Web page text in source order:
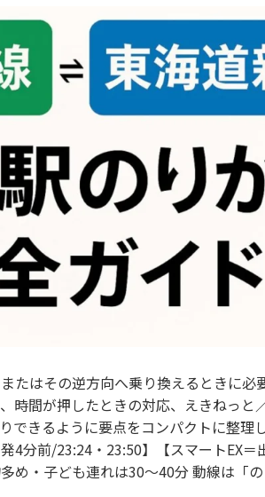
たはその逆方向へ乗り換えるときに必
時間が押したときの対応、えきねっと
できるように要点をコンパクトに整理
4分前/23:24・23:50】【スマートEX＝
め・子ども連れは30〜40分 動線は「